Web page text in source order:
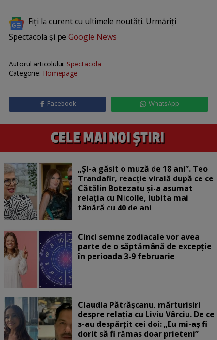
Fiți la curent cu ultimele noutăți. Urmăriți
Spectacola și pe Google News
Autorul articolului: Spectacola
Categorie: Homepage
Facebook WhatsApp
„Și-a găsit o muză de 18 ani”. Teo
Trandafir, reacție virală după ce ce
Cătălin Botezatu și-a asumat
relația cu Nicolle, iubita mai
tânără cu 40 de ani
Cinci semne zodiacale vor avea
parte de o săptămână de excepție
în perioada 3-9 februarie
Claudia Pătrășcanu, mărturisiri
despre relația cu Liviu Vârciu. De ce
s-au despărțit cei doi: „Eu mi-aș fi
dorit să fi rămas doar prieteni”